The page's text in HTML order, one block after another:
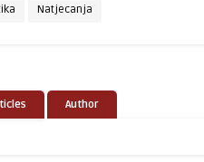
Natjecanja
Author